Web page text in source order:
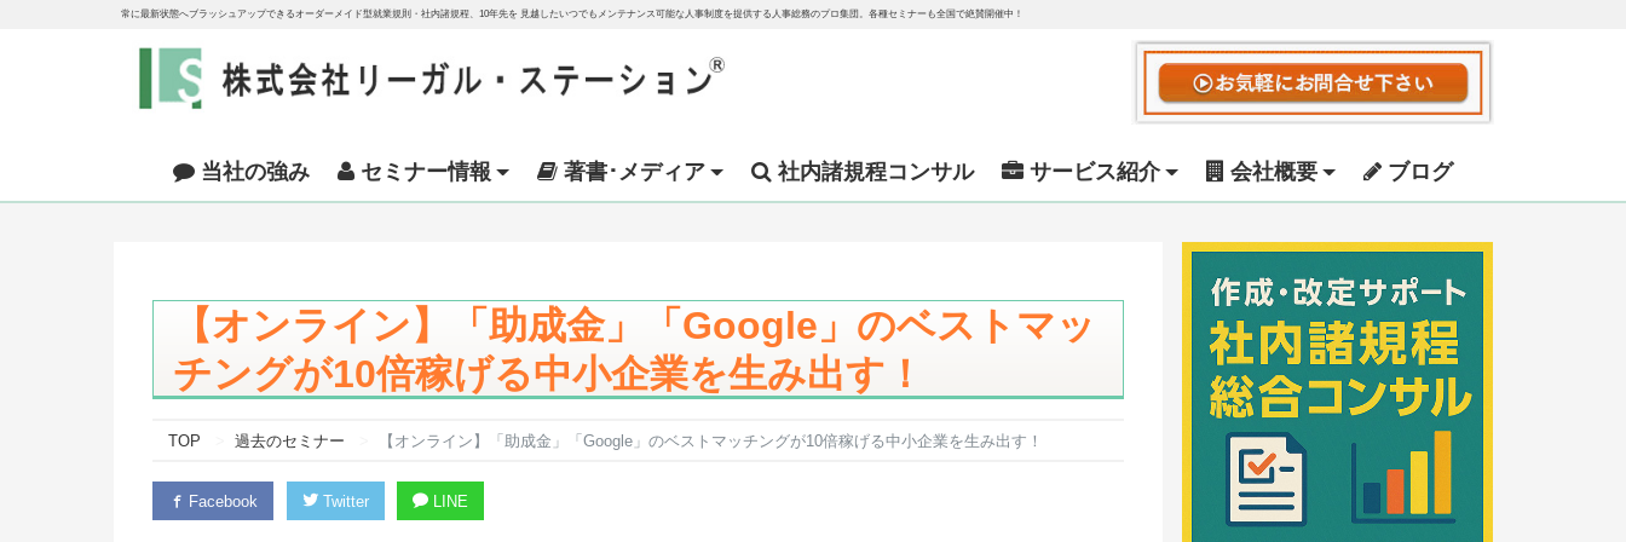
常に最新状態へブラッシュアップできるオーダーメイド型就業規則・社内諸規程、10年先を 見越したいつでもメンテナンス可能な人事制度を提供する人事総務のプロ集団。各種セミナーも全国で絶賛開催中！
当社の強み セミナー情報 著書･メディア 社内諸規程コンサル サービス紹介 会社概要 ブログ
【オンライン】「助成金」「Google」のベストマッ
チングが10倍稼げる中小企業を生み出す！
TOP 過去のセミナー 【オンライン】「助成金」「Google」のベストマッチングが10倍稼げる中小企業を生み出す！
Facebook Twitter LINE